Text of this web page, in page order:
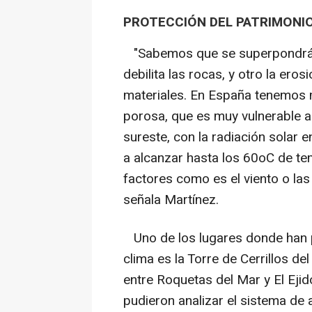
PROTECCIÓN DEL
"Sabemos que se
debilita las rocas, y otro la
materiales. En España
porosa, que es muy vulnerable
sureste, con la radiación solar
a alcanzar hasta los 60oC de
factores como es el viento o
señala Martínez.
Uno de los lugares donde
clima es la Torre de Cerrillos
entre Roquetas del Mar y El
pudieron analizar el sistema